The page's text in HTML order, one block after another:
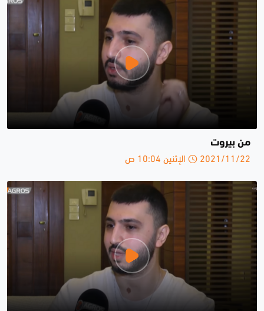
من بيروت
2021/11/22 الإثنين 10:04 ص